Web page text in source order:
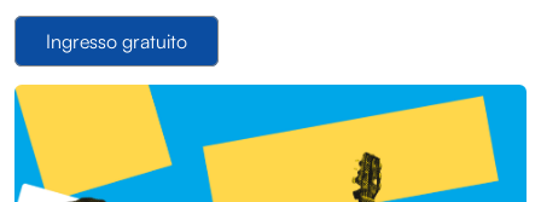
Ingresso gratuito